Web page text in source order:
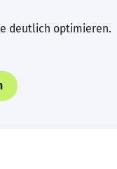
deutlich optimieren.